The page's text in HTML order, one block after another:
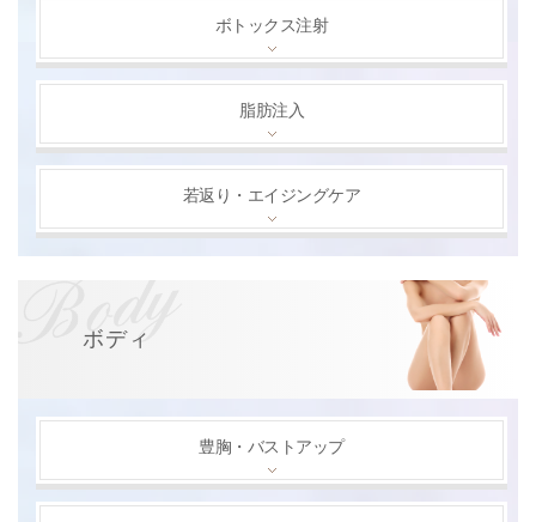
ボトックス注射
脂肪注入
若返り・エイジングケア
ボディ
豊胸・バストアップ